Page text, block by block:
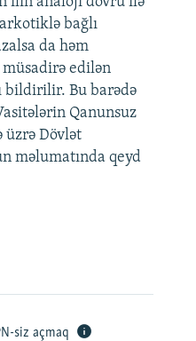
bağlı
da həm
müsadirə edilən
bildirilir. Bu barədə
Qanunsuz
üzrə Dövlət
məlumatında qeyd
siz açmaq